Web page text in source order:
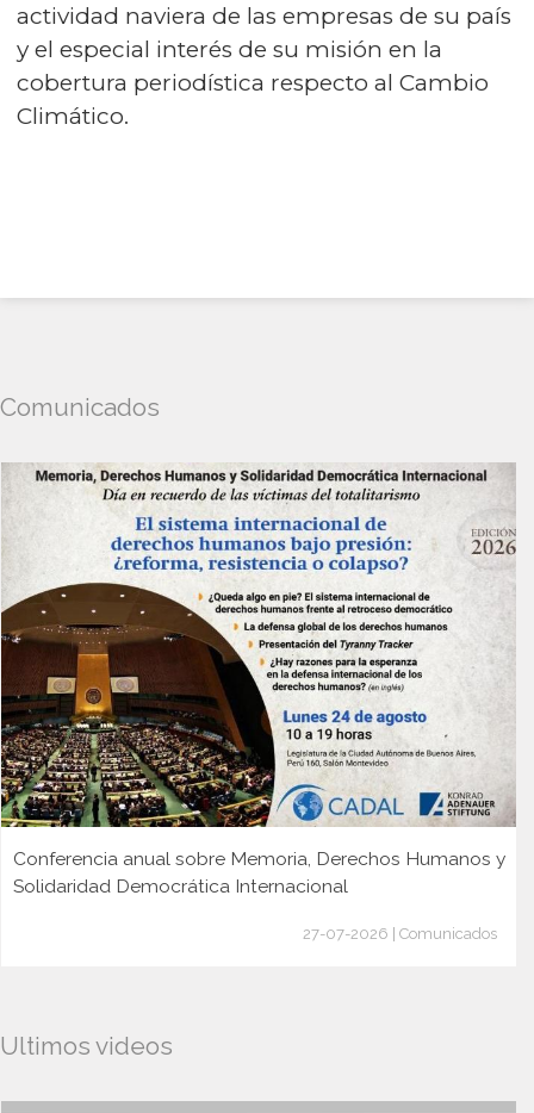
actividad naviera de las empresas de su país
y el especial interés de su misión en la
cobertura periodística respecto al Cambio
Climático.
Comunicados
Conferencia anual sobre Memoria, Derechos Humanos y
Solidaridad Democrática Internacional
27-07-2026 | Comunicados
Ultimos videos